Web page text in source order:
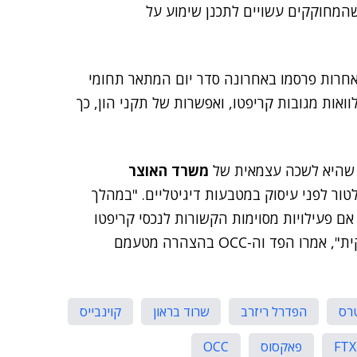
על כך שהמחוקקים עשויים לתכנן שימוע על
אחרות פרסמו באחרונה סדר יום המתאר תחומי
מגובות קריפטו, ואפשרות של תקני הון, כך
לשכה עצמאית של משרד האוצר
לפני עיסוק במטבעות דיגיטליים. "במהלך
אם פעילויות מסוימות הקשורות לנכסי קריפטו
המנוהלים על ידי ארגונים בנקאיים מותרות מבחינה חוקית", אמרו הפד וה-OCC בהצהרה מטעמם
הפדרל ריזרב שרוד בראון
קוינבייס
FTX
פאקסוס OCC